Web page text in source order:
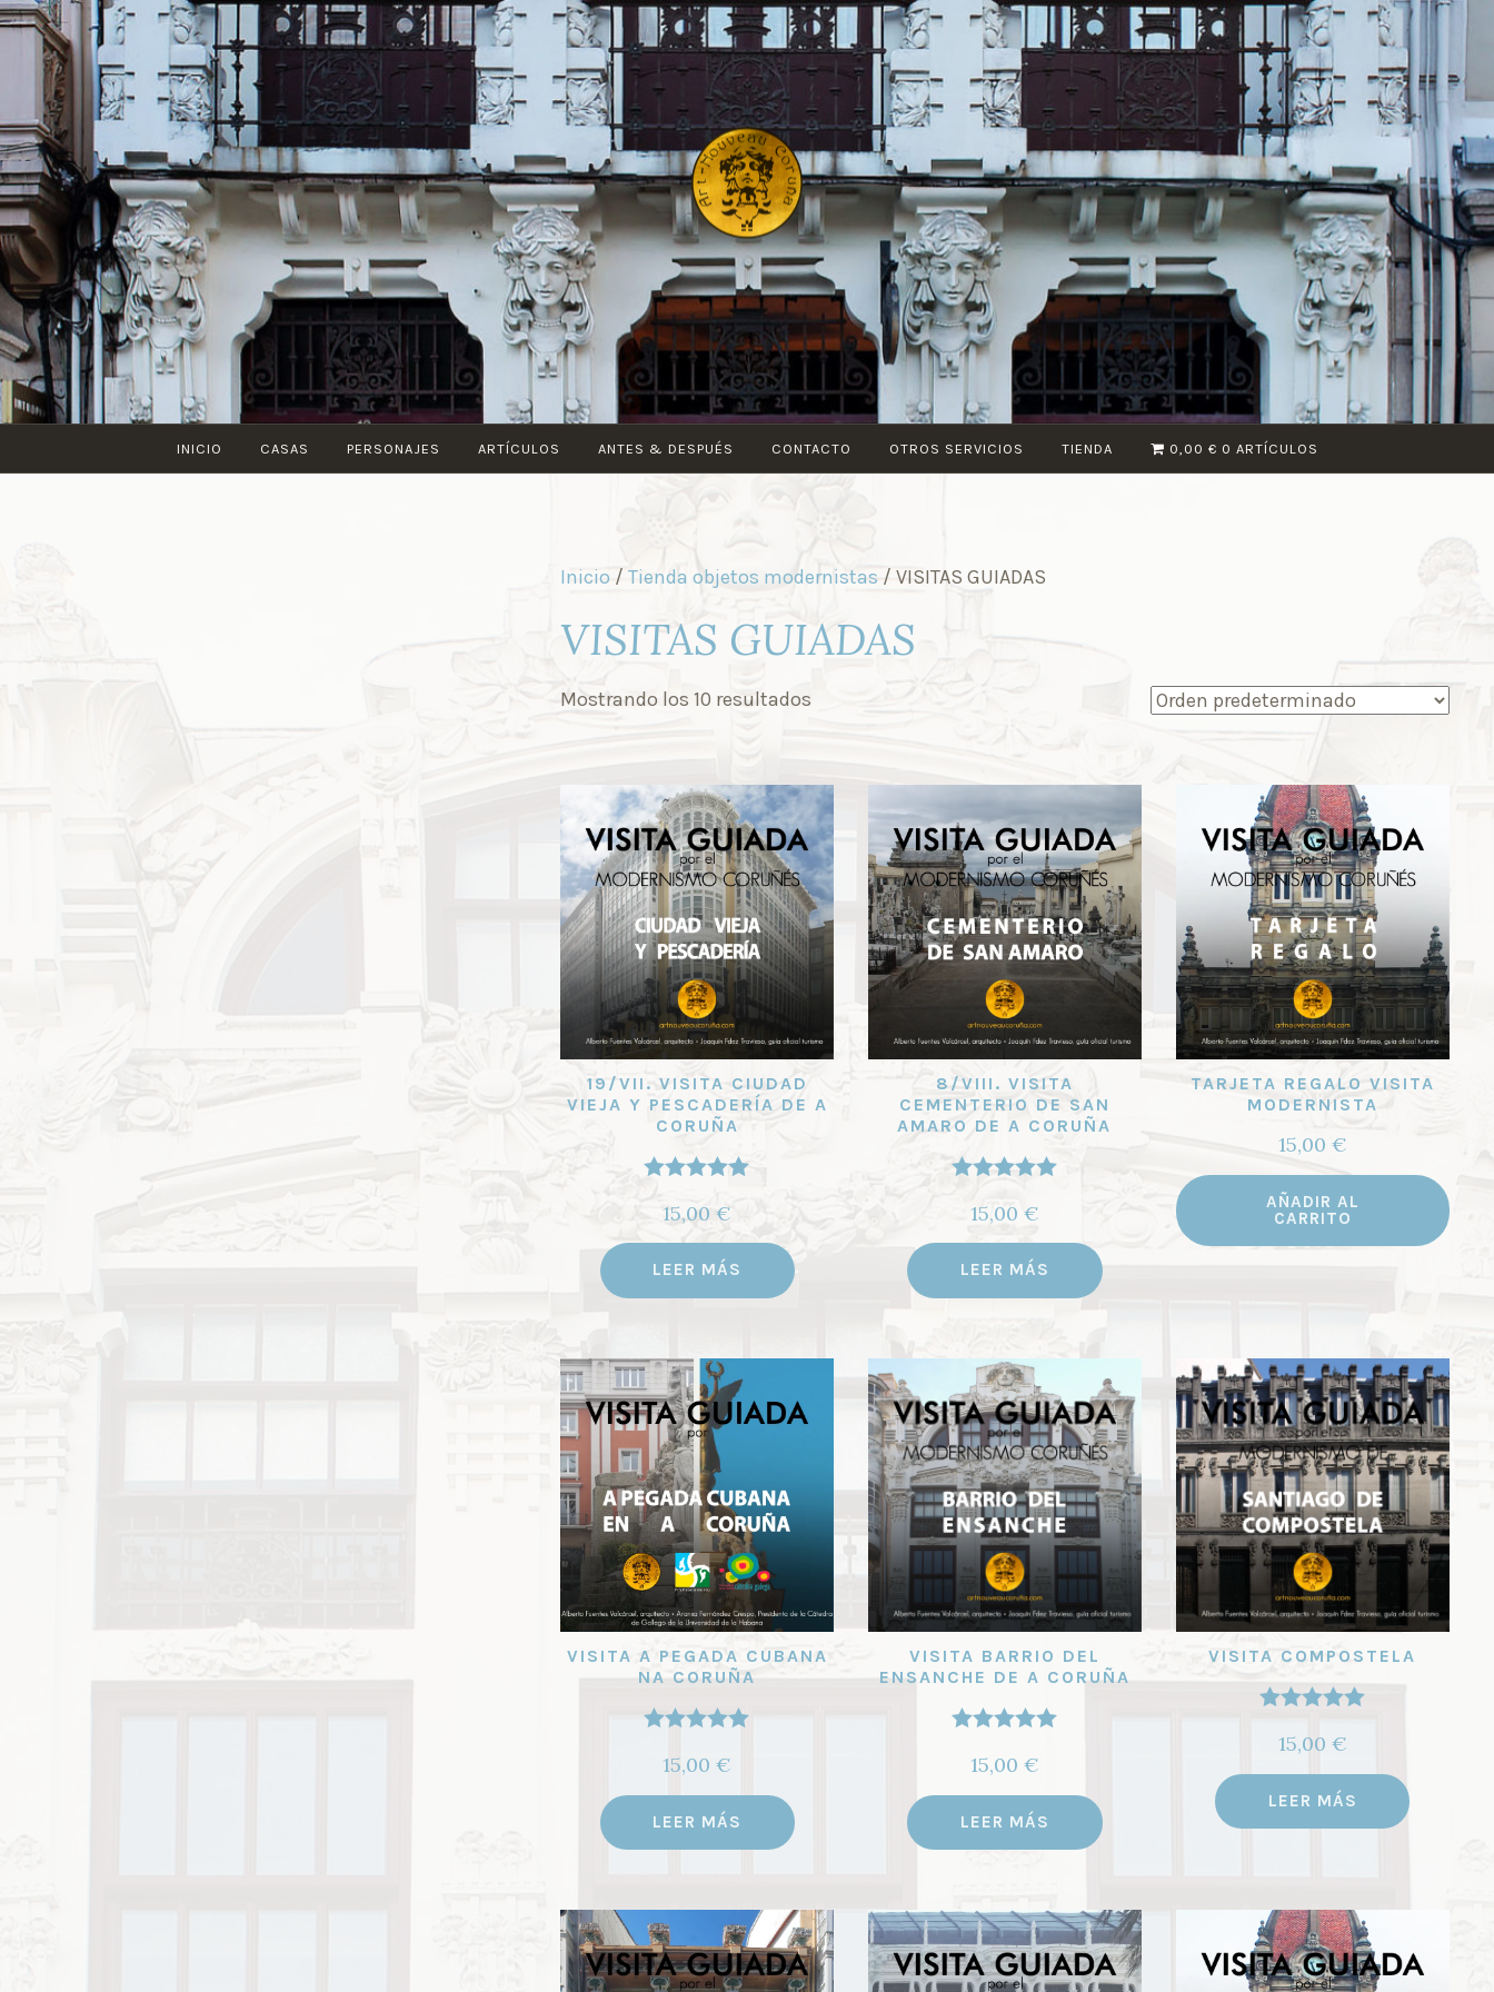
Saltar
contenido
ART-
NOUVEAU
CORUÑA
INICIO CASAS PERSONAJES ARTÍCULOS ANTES & DESPUÉS CONTACTO OTROS SERVICIOS TIENDA 0,00 € 0 ARTÍCULOS
Inicio / Tienda objetos modernistas / VISITAS GUIADAS
VISITAS GUIADAS
Mostrando los 10 resultados
19/VII. VISITA CIUDAD
VIEJA Y PESCADERÍA DE A
CORUÑA
con5.00
5
15,00€
LEER MÁS
8/VIII. VISITA
CEMENTERIO DE SAN
AMARO DE A CORUÑA
con4.97
5
15,00 €
LEER MÁS
TARJETA REGALO VISITA
MODERNISTA
15,00 €
AÑADIR AL
CARRITO
VISITA A PEGADA CUBANA
NA CORUÑA
con5.00
5
15,00€
LEER MÁS
VISITA BARRIO DEL
ENSANCHE DE A CORUÑA
con5.00
5
15,00 €
LEER MÁS
VISITA COMPOSTELA
con5.00
5
15,00 €
LEER MÁS